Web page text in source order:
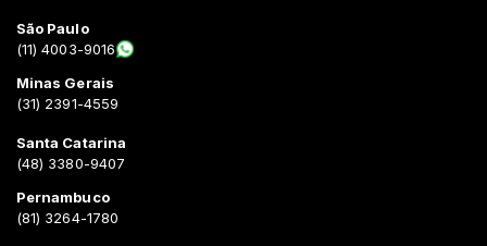
São Paulo
(11) 4003-9016
Minas Gerais
(31) 2391-4559
Santa Catarina
(48) 3380-9407
Pernambuco
(81) 3264-1780